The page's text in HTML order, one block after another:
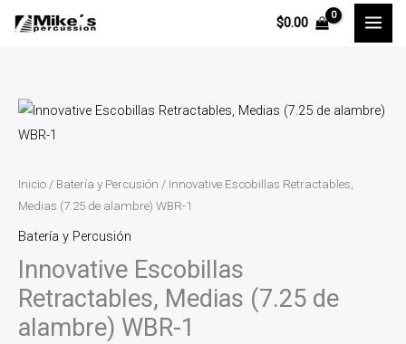
$0.00
Inicio / Batería y Percusión / Innovative Escobillas Retractables,
Medias (7.25 de alambre) WBR-1
Batería y Percusión
Innovative Escobillas
Retractables, Medias (7.25 de
alambre) WBR-1
Innovative
Escobillas
Medias
(7.25
de
alambre)
WBR-
1
cantidad